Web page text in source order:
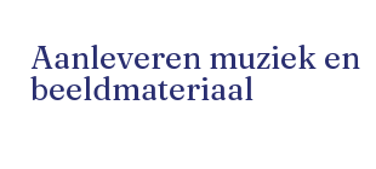
Aanleveren muziek en
beeldmateriaal